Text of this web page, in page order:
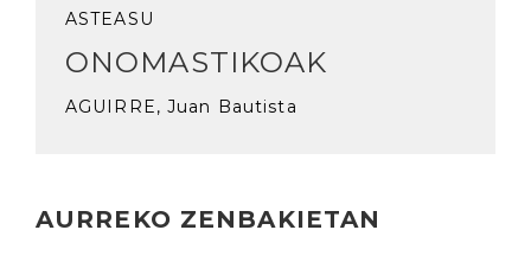
ASTEASU
ONOMASTIKOAK
AGUIRRE, Juan Bautista
AURREKO ZENBAKIETAN